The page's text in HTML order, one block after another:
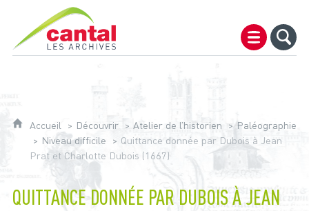
Archives du Cantal
Accueil Découvrir Atelier de l’historien
Paléographie
Niveau difficile
Quittance donnée par Dubois à Jean
Prat et Charlotte Dubois (1667)
QUITTANCE DONNÉE PAR DUBOIS À JEAN